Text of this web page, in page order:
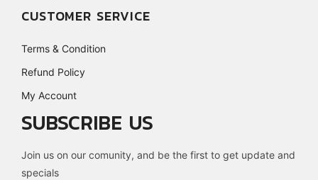
CUSTOMER SERVICE
Terms & Condition
Refund Policy
My Account
SUBSCRIBE US
Join us on our comunity, and be the first to get update and
specials